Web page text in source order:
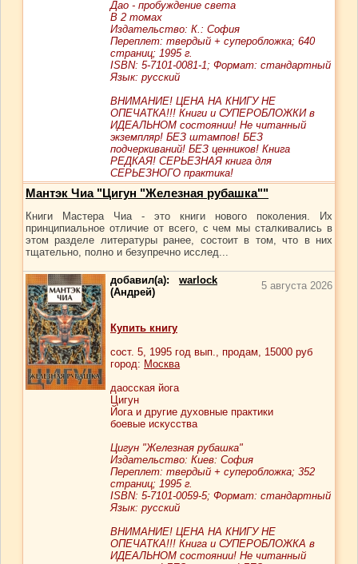
Дао - пробуждение света
В 2 томах
Издательство: К.: София
Переплет: твердый + суперобложка; 640
страниц; 1995 г.
ISBN: 5-7101-0081-1; Формат: стандартный
Язык: русский
ВНИМАНИЕ! ЦЕНА НА КНИГУ НЕ
ОПЕЧАТКА!!! Книги и СУПЕРОБЛОЖКИ в
ИДЕАЛЬНОМ состоянии! Не читанный
экземпляр! БЕЗ штампов! БЕЗ
подчеркиваний! БЕЗ ценников! Книга
РЕДКАЯ! СЕРЬЕЗНАЯ книга для
СЕРЬЕЗНОГО практика!
Мантэк Чиа "Цигун "Железная рубашка""
Книги Мастера Чиа - это книги нового поколения. Их
принципиальное отличие от всего, с чем мы сталкивались в
этом разделе литературы ранее, состоит в том, что в них
тщательно, полно и безупречно исслед...
добавил(а): warlock
(Андрей)
5 августа 2026
Купить книгу
сост. 5, 1995 год вып., продам, 15000 руб
город: Москва
даосская йога
Цигун
Йога и другие духовные практики
боевые искусства
Цигун "Железная рубашка"
Издательство: Киев: София
Переплет: твердый + суперобложка; 352
страниц; 1995 г.
ISBN: 5-7101-0059-5; Формат: стандартный
Язык: русский
ВНИМАНИЕ! ЦЕНА НА КНИГУ НЕ
ОПЕЧАТКА!!! Книга и СУПЕРОБЛОЖКА в
ИДЕАЛЬНОМ состоянии! Не читанный